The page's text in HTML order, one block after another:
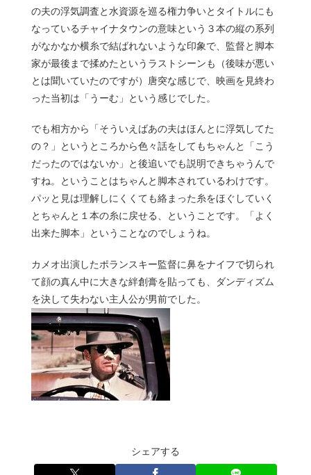
の夫の浮気調査と水資源を巡る権力争いとタイトルにも
なっているチャイナタウンの意味という３本の縦の系列
がなかなか横糸で結ばれないような印象で、監督と脚本
家が最後まで揉めたというラストシーンも（後味が悪い
とは聞いていたのですが）唐突な感じで、映画を見終わ
った当初は「うーむ」という感じでした。
でも相方から「そういえばあの夫はほんとに浮気してた
の？」というところから色々話をしてもちゃんと「こう
だったのではないか」と後追いでも説明できちゃうんで
すね。ということはちゃんと脚本されているわけです。
パッと見は理解しにくくても絡まった糸をほぐしていく
とちゃんと１本の糸に戻せる、ということです。「よく
出来た脚本」ということなのでしょうね。
カメオ出演したポランスキー監督に鼻をナイフで切られ
て顔の真ん中に大きな絆創膏を貼っても、ダンディズム
を決して失わない主人公が男前でした。
シェアする